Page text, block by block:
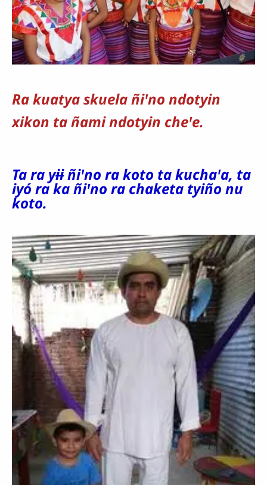
Ra kuatya skuela ñiꞌno ndotyin
xikon ta ñami ndotyin cheꞌe.
Ta ra yɨɨ ñiꞌno ra koto ta kuchaꞌa, ta
iyó ra ka ñiꞌno ra chaketa tyiño nu
koto.